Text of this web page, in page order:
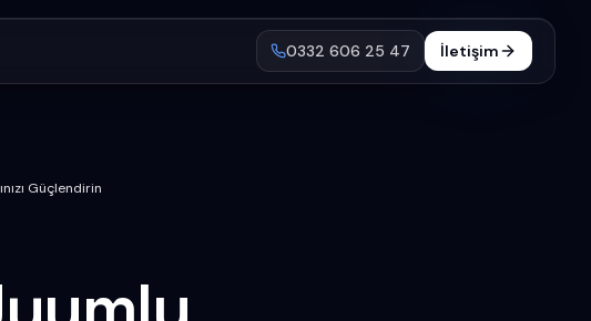
0332 606 25 47 İletişim
Güçlendirin